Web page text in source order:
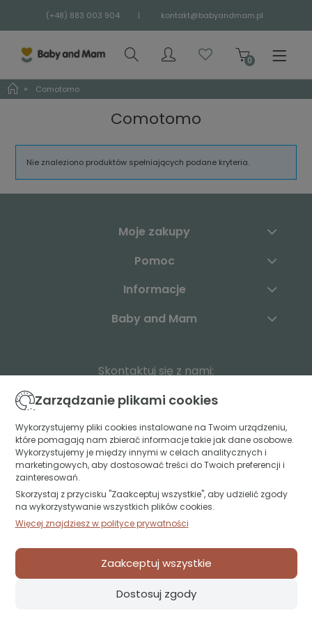
(+48) 883 003 904 | kontakt@babyandmam.pl
» Comotomo
Comotomo
Nie znaleziono produktów spełniających podane kryteria.
Moje zakupy
Pomoc
Informacje
Baby and Mam
Skontaktuj się z nami:
+48 883 003 904
kontakt@babyandmam.pl
Św. Jerzego 49A lok. U1
15-349 Białystok
oprogramowanie:
Zarządzanie plikami cookies
Wykorzystujemy pliki cookies instalowane na Twoim urządzeniu,
które pomagają nam zbierać informacje takie jak dane osobowe.
Wykorzystujemy je między innymi w celach analitycznych i
marketingowych, aby dostosować treści do Twoich preferencji i
zainteresowań.
Skorzystaj z przycisku "Zaakceptuj wszystkie", aby udzielić zgody
na wykorzystywanie wszystkich plików cookies.
Więcej znajdziesz w polityce prywatności
Dostosuj zgody
Zaakceptuj wszystkie